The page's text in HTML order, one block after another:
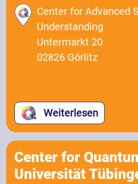
Center for Advanced
Understanding
Untermarkt 20
02826 Görlitz
Weiterlesen
Center for
Universität